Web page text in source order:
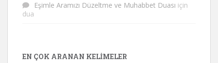
Eşimle Aramızı Düzeltme ve Muhabbet Duası için
dua
EN ÇOK ARANAN KELIMELER